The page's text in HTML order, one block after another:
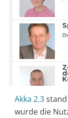
Akka 2.3stand
wurde die